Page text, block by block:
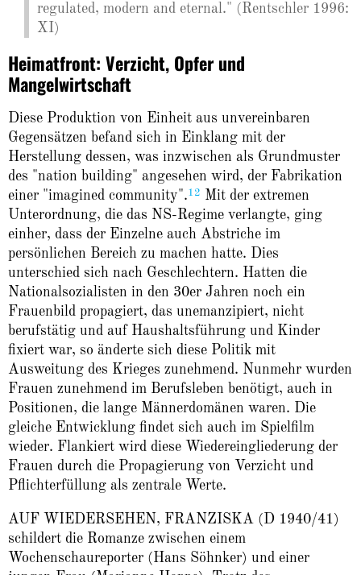
regulated, modern and eternal." (Rentschler 1996:
XI)
Heimatfront: Verzicht, Opfer und
Mangelwirtschaft
Diese Produktion von Einheit aus unvereinbaren
Gegensätzen befand sich in Einklang mit der
Herstellung dessen, was inzwischen als Grundmuster
des "nation building" angesehen wird, der Fabrikation
einer "imagined community".12 Mit der extremen
Unterordnung, die das NS-Regime verlangte, ging
einher, dass der Einzelne auch Abstriche im
persönlichen Bereich zu machen hatte. Dies
unterschied sich nach Geschlechtern. Hatten die
Nationalsozialisten in den 30er Jahren noch ein
Frauenbild propagiert, das unemanzipiert, nicht
berufstätig und auf Haushaltsführung und Kinder
fixiert war, so änderte sich diese Politik mit
Ausweitung des Krieges zunehmend. Nunmehr wurden
Frauen zunehmend im Berufsleben benötigt, auch in
Positionen, die lange Männerdomänen waren. Die
gleiche Entwicklung findet sich auch im Spielfilm
wieder. Flankiert wird diese Wiedereingliederung der
Frauen durch die Propagierung von Verzicht und
Pflichterfüllung als zentrale Werte.
AUF WIEDERSEHEN, FRANZISKA (D 1940/41)
schildert die Romanze zwischen einem
Wochenschaureporter (Hans Söhnker) und einer